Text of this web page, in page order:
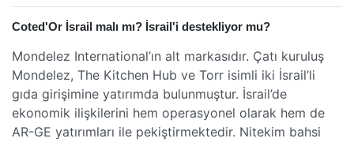
Coted'Or İsrail malı mı? İsrail'i destekliyor mu?
Mondelez International’ın alt markasıdır. Çatı kuruluş
Mondelez, The Kitchen Hub ve Torr isimli iki İsrail’li
gıda girişimine yatırımda bulunmuştur. İsrail’de
ekonomik ilişkilerini hem operasyonel olarak hem de
AR-GE yatırımları ile pekiştirmektedir. Nitekim bahsi